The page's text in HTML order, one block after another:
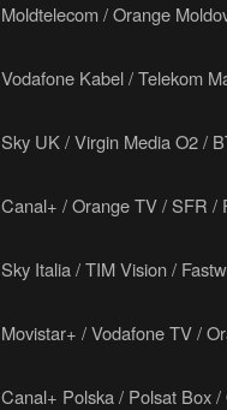
Moldtelecom / Orange
Vodafone Kabel / Telekom
Sky UK / Virgin Media O2 /
Canal+ / Orange TV / SFR /
Sky Italia / TIM Vision /
Movistar+ / Vodafone TV /
Canal+ Polska / Polsat Box